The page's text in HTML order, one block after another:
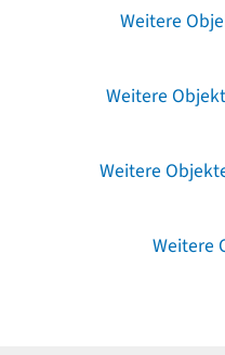
Weitere
Weitere
Weitere
Weitere